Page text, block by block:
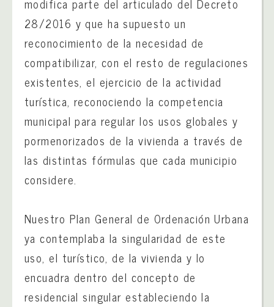
modifica parte del articulado del Decreto
28/2016 y que ha supuesto un
reconocimiento de la necesidad de
compatibilizar, con el resto de regulaciones
existentes, el ejercicio de la actividad
turística, reconociendo la competencia
municipal para regular los usos globales y
pormenorizados de la vivienda a través de
las distintas fórmulas que cada municipio
considere.
Nuestro Plan General de Ordenación Urbana
ya contemplaba la singularidad de este
uso, el turístico, de la vivienda y lo
encuadra dentro del concepto de
residencial singular estableciendo la